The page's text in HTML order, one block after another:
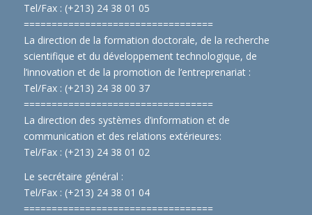
Tel/Fax : (+213) 24 38 01 05
==================================
La direction de la formation doctorale, de la recherche
scientifique et du développement technologique, de
l’innovation et de la promotion de l’entreprenariat :
Tel/Fax : (+213) 24 38 00 37
==================================
La direction des systèmes d’information et de
communication et des relations extérieures:
Tel/Fax : (+213) 24 38 01 02
Le secrétaire général :
Tel/Fax : (+213) 24 38 01 04
==================================